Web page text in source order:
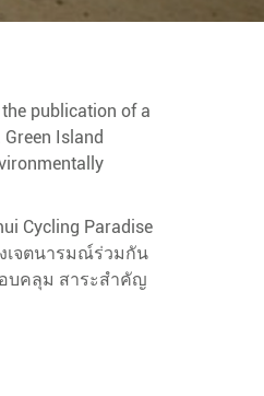
publication of a
Island
Cycling Paradise
เจตนารมณ์ร่วมกัน
อบคลุม สาระสำคัญ